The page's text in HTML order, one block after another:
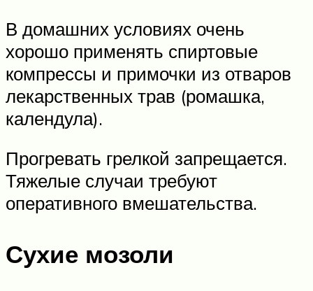
В домашних условиях очень
хорошо применять спиртовые
компрессы и примочки из отваров
лекарственных трав (ромашка,
календула).
Прогревать грелкой запрещается.
Тяжелые случаи требуют
оперативного вмешательства.
Сухие мозоли